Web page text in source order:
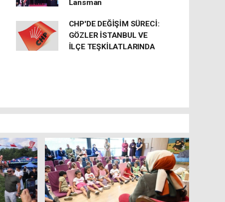
Lansman
CHP'DE DEĞİŞİM SÜRECİ:
GÖZLER İSTANBUL VE
İLÇE TEŞKİLATLARINDA